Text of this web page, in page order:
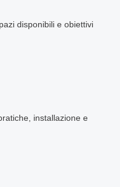
disponibili e obiettivi
installazione e